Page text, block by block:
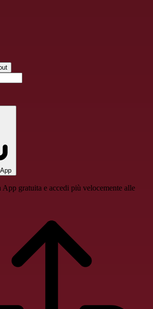
App gratuita e accedi più velocemente alle